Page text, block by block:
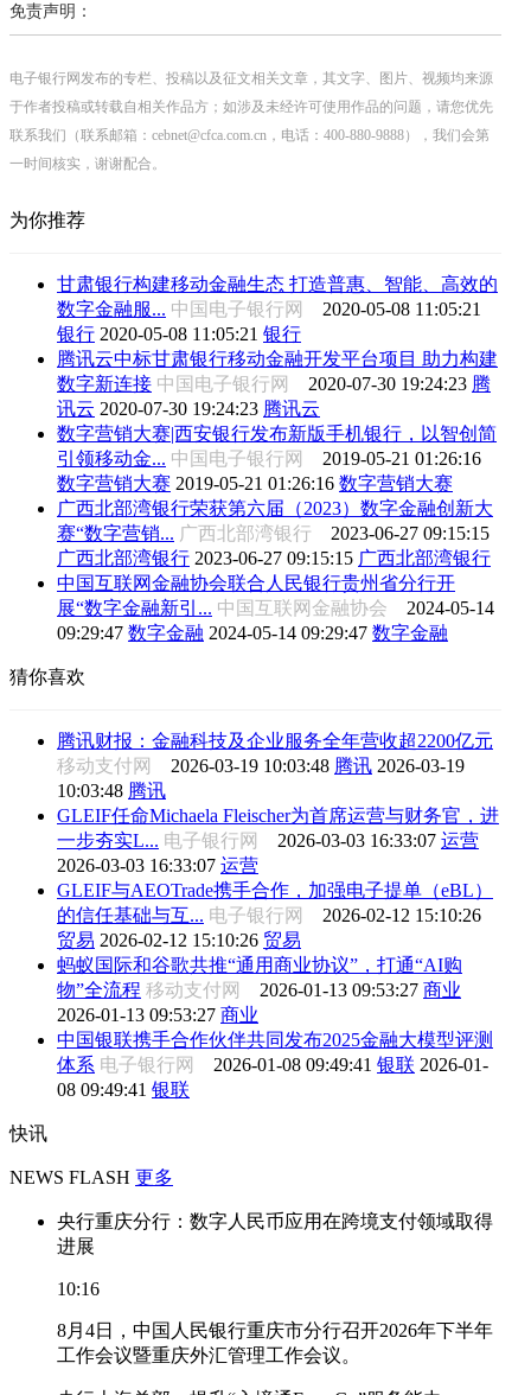
免责声明：
电子银行网发布的专栏、投稿以及征文相关文章，其文字、图片、视频均来源
于作者投稿或转载自相关作品方；如涉及未经许可使用作品的问题，请您优先
联系我们（联系邮箱：cebnet@cfca.com.cn，电话：400-880-9888），我们会第
一时间核实，谢谢配合。
为你推荐
甘肃银行构建移动金融生态 打造普惠、智能、高效的
数字金融服... 中国电子银行网 2020-05-08 11:05:21
银行 2020-05-08 11:05:21 银行
腾讯云中标甘肃银行移动金融开发平台项目 助力构建
数字新连接 中国电子银行网 2020-07-30 19:24:23 腾
讯云 2020-07-30 19:24:23 腾讯云
数字营销大赛|西安银行发布新版手机银行，以智创简
引领移动金... 中国电子银行网 2019-05-21 01:26:16
数字营销大赛 2019-05-21 01:26:16 数字营销大赛
广西北部湾银行荣获第六届（2023）数字金融创新大
赛“数字营销... 广西北部湾银行 2023-06-27 09:15:15
广西北部湾银行 2023-06-27 09:15:15 广西北部湾银行
中国互联网金融协会联合人民银行贵州省分行开
展“数字金融新引... 中国互联网金融协会 2024-05-14
09:29:47 数字金融 2024-05-14 09:29:47 数字金融
猜你喜欢
腾讯财报：金融科技及企业服务全年营收超2200亿元
移动支付网 2026-03-19 10:03:48 腾讯 2026-03-19
10:03:48 腾讯
GLEIF任命Michaela Fleischer为首席运营与财务官，进
一步夯实L... 电子银行网 2026-03-03 16:33:07 运营
2026-03-03 16:33:07 运营
GLEIF与AEOTrade携手合作，加强电子提单（eBL）
的信任基础与互... 电子银行网 2026-02-12 15:10:26
贸易 2026-02-12 15:10:26 贸易
蚂蚁国际和谷歌共推“通用商业协议”，打通“AI购
物”全流程 移动支付网 2026-01-13 09:53:27 商业
2026-01-13 09:53:27 商业
中国银联携手合作伙伴共同发布2025金融大模型评测
体系 电子银行网 2026-01-08 09:49:41 银联 2026-01-
08 09:49:41 银联
快讯
NEWS FLASH 更多
央行重庆分行：数字人民币应用在跨境支付领域取得
进展
10:16
8月4日，中国人民银行重庆市分行召开2026年下半年
工作会议暨重庆外汇管理工作会议。